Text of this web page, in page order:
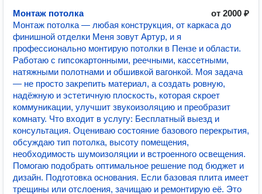
Монтаж потолка
от 2000 ₽
Монтаж потолка — любая конструкция, от каркаса до
финишной отделки Меня зовут Артур, и я
профессионально монтирую потолки в Пензе и области.
Работаю с гипсокартонными, реечными, кассетными,
натяжными полотнами и обшивкой вагонкой. Моя задача
— не просто закрепить материал, а создать ровную,
надёжную и эстетичную плоскость, которая скроет
коммуникации, улучшит звукоизоляцию и преобразит
комнату. Что входит в услугу: Бесплатный выезд и
консультация. Оцениваю состояние базового перекрытия,
обсуждаю тип потолка, высоту помещения,
необходимость шумоизоляции и встроенного освещения.
Помогаю подобрать оптимальное решение под бюджет и
дизайн. Подготовка основания. Если базовая плита имеет
трещины или отслоения, зачищаю и ремонтирую её. Это